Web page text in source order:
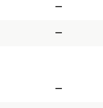
—
—
—